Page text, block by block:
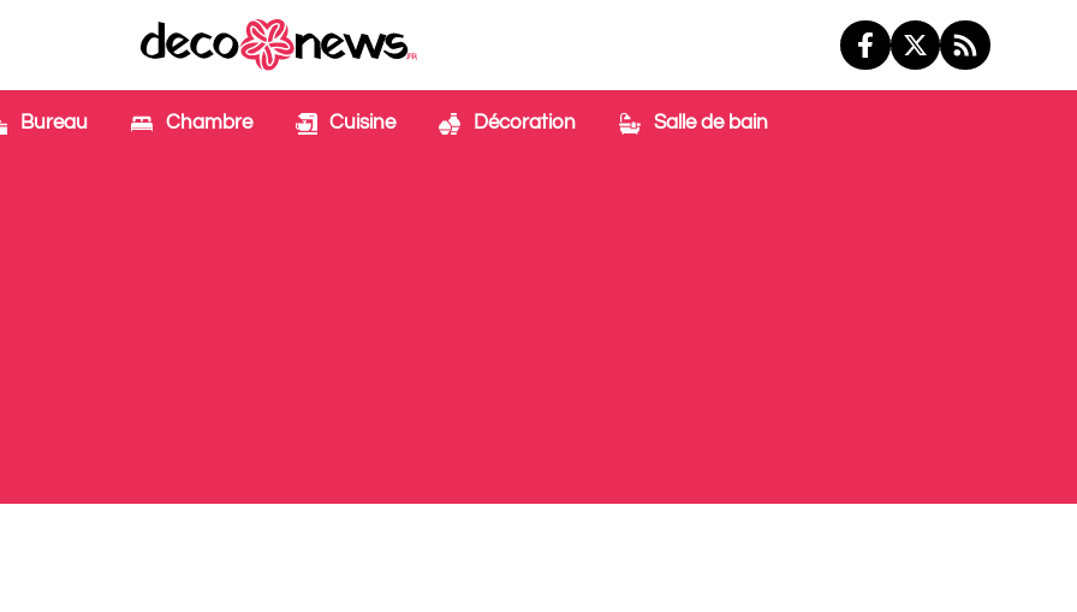
Bureau Chambre Cuisine Décoration Salle de bain